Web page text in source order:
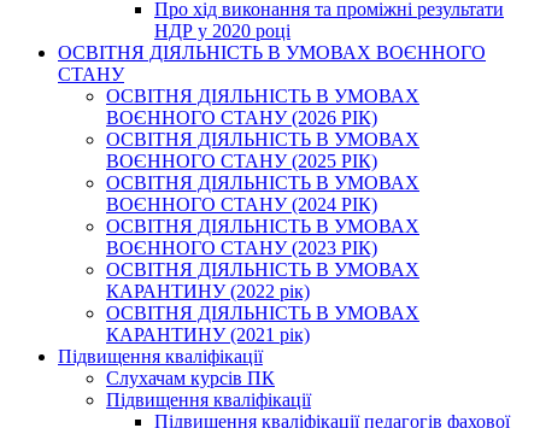
Про хід виконання та проміжні результати
НДР у 2020 році
ОСВІТНЯ ДІЯЛЬНІСТЬ В УМОВАХ ВОЄННОГО
СТАНУ
ОСВІТНЯ ДІЯЛЬНІСТЬ В УМОВАХ
ВОЄННОГО СТАНУ (2026 РІК)
ОСВІТНЯ ДІЯЛЬНІСТЬ В УМОВАХ
ВОЄННОГО СТАНУ (2025 РІК)
ОСВІТНЯ ДІЯЛЬНІСТЬ В УМОВАХ
ВОЄННОГО СТАНУ (2024 РІК)
ОСВІТНЯ ДІЯЛЬНІСТЬ В УМОВАХ
ВОЄННОГО СТАНУ (2023 РІК)
ОСВІТНЯ ДІЯЛЬНІСТЬ В УМОВАХ
КАРАНТИНУ (2022 рік)
ОСВІТНЯ ДІЯЛЬНІСТЬ В УМОВАХ
КАРАНТИНУ (2021 рік)
Підвищення кваліфікації
Слухачам курсів ПК
Підвищення кваліфікації
Підвищення кваліфікації педагогів фахової